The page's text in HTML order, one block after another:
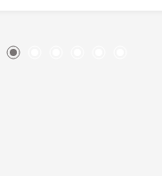
independente, perfeito